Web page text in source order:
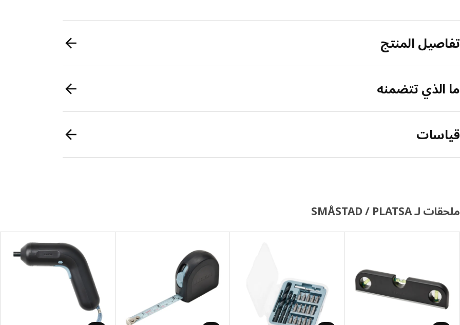
تفاصيل المنتج
ما الذي تتضمنه
قياسات
ملحقات لـ SMÅSTAD / PLATSA